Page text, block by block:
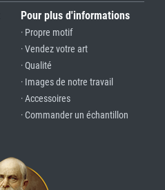
Pour plus d'informations
· Propre motif
· Vendez votre art
· Qualité
· Images de notre travail
· Accessoires
· Commander un échantillon